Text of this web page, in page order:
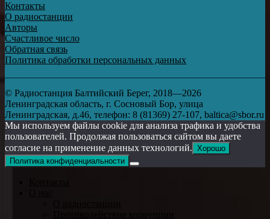
Контакты
О радиостанции
Авторы
Счастливое число
Обратная связь
Политика обработки персональных данных
© Радиостанция Балтийский Берег, 2018—2026
Ленинградская область, г. Сосновый Бор, улица
Ленинградская, д.46, телефон: 8 (81369) 27-107, baltica@sbor.ru
Мы используем файлы cookie для анализа трафика и удобства
пользователей. Продолжая пользоваться сайтом вы даете
согласие на применение данных технологий. Хорошо
Политика конфиденциальности